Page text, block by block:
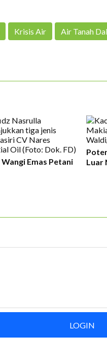
Krisis Air Air Tanah
Emas Petani
Luar
LOGIN